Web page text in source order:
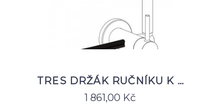
TRES DRŽÁK RUČNÍKU K …
1 861,00 Kč